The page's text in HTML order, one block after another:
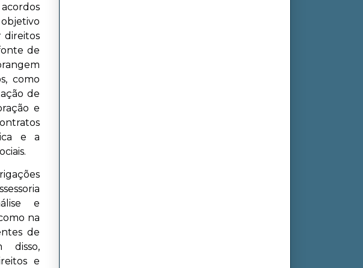
direitos
de
como
de
e
e a
e
na
de
disso,
e